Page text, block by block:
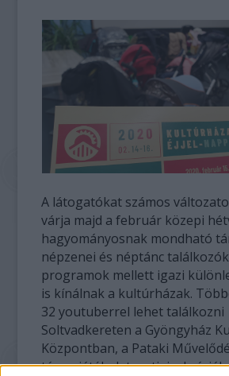
A látogatókat számos
várja majd a február közepi
hagyományosnak mondható
népzenei és néptánc
programok mellett igazi
is kínálnak a kultúrházak.
32 youtuberrel lehet találkozni
Soltvadkereten a Gyöngyház
Központban, a Pataki
társasjátékok tucatjaival